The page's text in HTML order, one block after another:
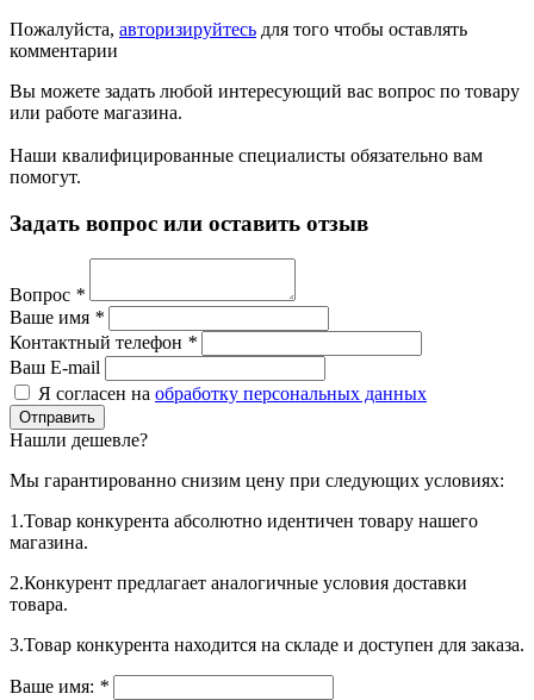
Пожалуйста, авторизируйтесь для того чтобы оставлять
комментарии
Вы можете задать любой интересующий вас вопрос по товару
или работе магазина.
Наши квалифицированные специалисты обязательно вам
помогут.
Задать вопрос или оставить отзыв
Вопрос *
Ваше имя *
Контактный телефон *
Ваш E-mail
Я согласен на обработку персональных данных
Нашли дешевле?
Мы гарантированно снизим цену при следующих условиях:
1.Товар конкурента абсолютно идентичен товару нашего
магазина.
2.Конкурент предлагает аналогичные условия доставки
товара.
3.Товар конкурента находится на складе и доступен для заказа.
Ваше имя: *